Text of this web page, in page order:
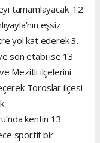
tamamlayacak. 12
eşsiz
yol kat ederek 3.
son etabı ise 13
Mezitli ilçelerini
Toroslar ilçesi
kentin 13
sportif bir